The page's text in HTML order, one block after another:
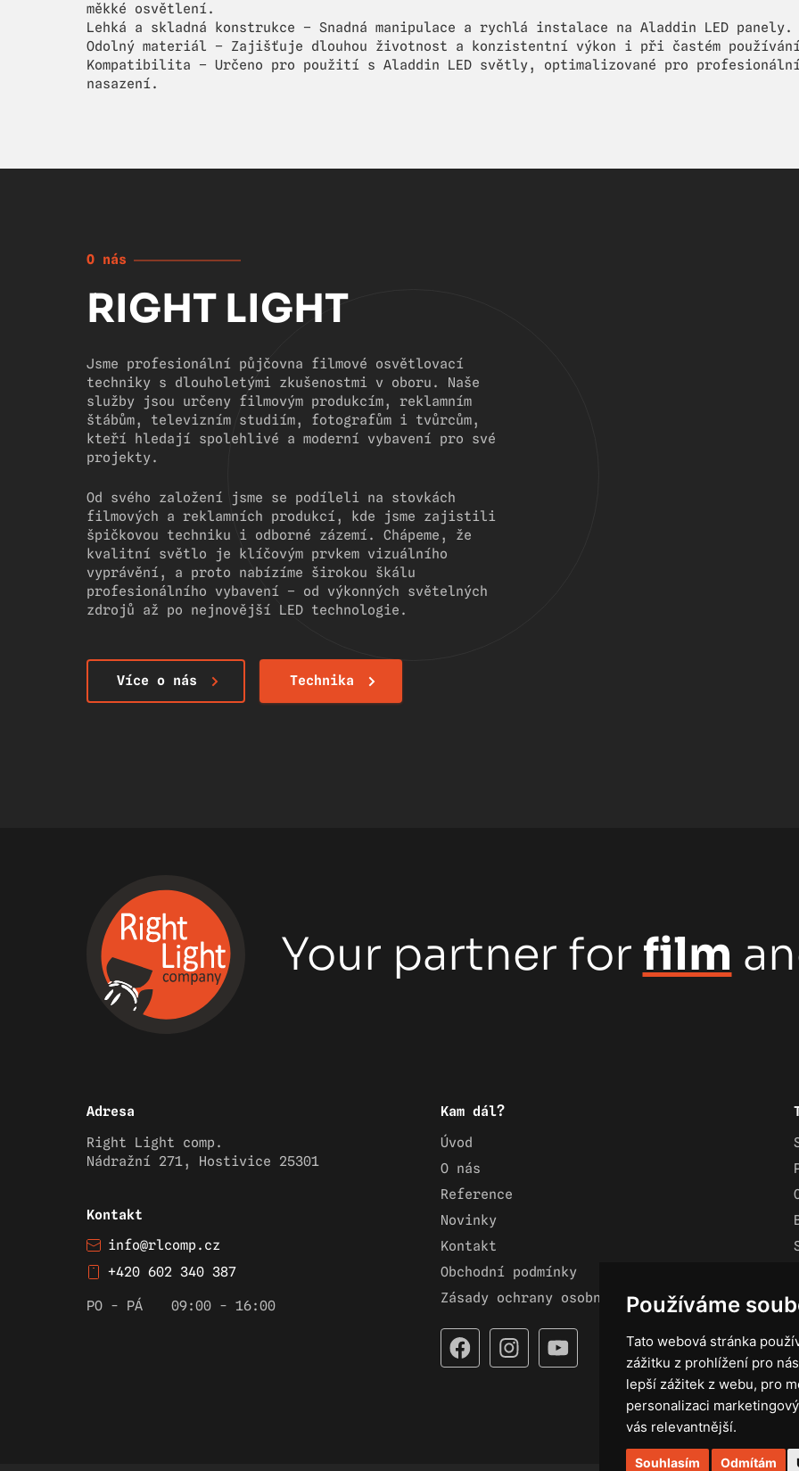
Používáme
Tato webová stránka
zážitku z prohlížení pro
lepší zážitek z webu, pro
personalizaci
vás relevantnější.
Souhlasím Odmítám
měkké osvětlení.
Lehká a skladná konstrukce – Snadná manipulace a rychlá instalace na Aladdin LED panely.
Odolný materiál – Zajišťuje dlouhou životnost a konzistentní výkon i při častém
Kompatibilita – Určeno pro použití s Aladdin LED světly, optimalizované pro
nasazení.
O nás
RIGHT LIGHT
Jsme profesionální půjčovna filmové osvětlovací
techniky s dlouholetými zkušenostmi v oboru. Naše
služby jsou určeny filmovým produkcím, reklamním
štábům, televizním studiím, fotografům i tvůrcům,
kteří hledají spolehlivé a moderní vybavení pro své
projekty.
Od svého založení jsme se podíleli na stovkách
filmových a reklamních produkcí, kde jsme zajistili
špičkovou techniku i odborné zázemí. Chápeme, že
kvalitní světlo je klíčovým prvkem vizuálního
vyprávění, a proto nabízíme širokou škálu
profesionálního vybavení – od výkonných světelných
zdrojů až po nejnovější LED technologie.
Více o nás Technika
Your partner for film
Adresa
Right Light comp.
Nádražní 271, Hostivice 25301
Kontakt
info@rlcomp.cz
+420 602 340 387
PO - PÁ 09:00 - 16:00
Kam dál?
Úvod
O nás
Reference
Novinky
Kontakt
Obchodní podmínky
Zásady ochrany osobních údajů